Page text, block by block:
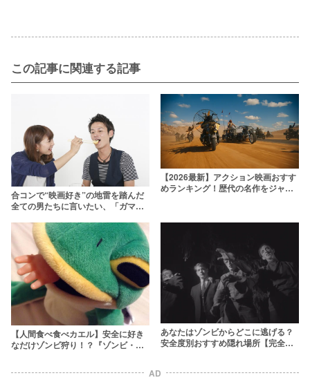
この記事に関連する記事
合コンで“映画好き”の地雷を踏んだ
全ての男たちに言いたい、「ガマン
【2026最新】アクション映画おすす
めランキング！歴代の名作をジャン
【人間食べ食べカエル】安全に好き
なだけゾンビ狩り！？『ゾンビ・サ
あなたはゾンビからどこに逃げる？
安全度別おすすめ隠れ場所【完全保
AD